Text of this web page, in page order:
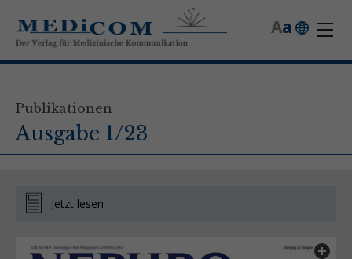
a
A
Publikationen
Ausgabe 1/23
Jetzt lesen